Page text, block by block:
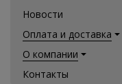
Новости
Оплата и доставка
О компании
Контакты